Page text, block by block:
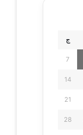
ج
7
14
21
28